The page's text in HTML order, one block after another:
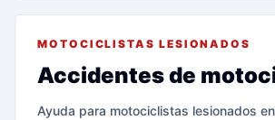
MOTOCICLISTAS LESIONADOS
Accidentes de
Ayuda para motociclistas lesionados